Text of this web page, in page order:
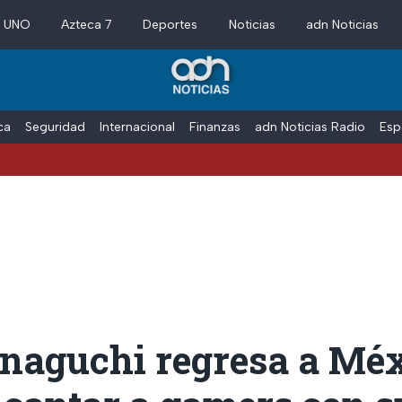
Azteca 7 Deportes Noticias adn Noticias
Seguridad Internacional Finanzas adn Noticias Radio
regresa a